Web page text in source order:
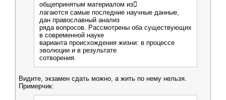
общепринятым материалом из
лагаются самые последние научные данные,
дан православный анализ
ряда вопросов. Рассмотрены оба существующих
в современной науке
варианта происхождения жизни: в процессе
эволюции и в результате
сотворения.
Видите, экзамен сдать можно, а жить по нему нельзя.
Примерчик: